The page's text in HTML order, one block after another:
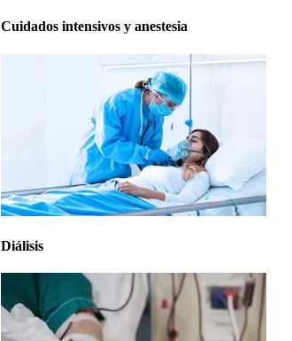
Cuidados intensivos y anestesia
Diálisis